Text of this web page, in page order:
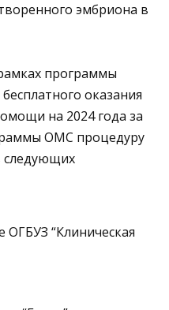
эмбриона в
программы
оказания
на 2024 года за
ОМС процедуру
следующих
“Клиническая